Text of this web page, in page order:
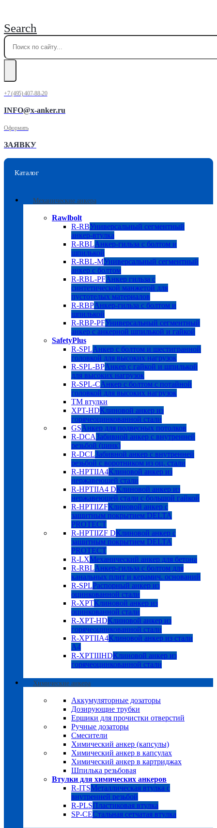
Search
+7 (495) 407-88-20
INFO@x-anker.ru
Оформить
ЗАЯВКУ
Каталог
Механические анкера
Rawlbolt
R-RBУниверсальный сегментный
анкер-втулка
R-RBLАнкер-гильза с болтом и
шпилькой
R-RBL-MУниверсальный сегментный
анкер с болтом
R-RBL-PFАнкер гильза с
синтетической манжетой для
пустотелых материалов
R-RBPАнкер-гильза с болтом и
шпилькой
R-RBP-PFУниверсальный сегментный
анкер с анкерной шпилькой и гайкой
SafetyPlus
R-SPLАнкер с болтом и шестигранной
головкой для высоких нагрузок
R-SPL-BPАнкер с гайкой и шпилькой
для высоких нагрузок
R-SPL-CАнкер с болтом с потайной
головкой для высоких нагрузок
TM втулки
XPT-HDКлиновой анкер из
горячеоцинкованной стали
GSАнкер для подвесных потолков
R-DCAЗабивной анкер с внутренней
резьбой (цинк)
R-DCLЗабивной анкер с внутренней
резьбой с воротником из оц. стали
R-HPTIIA4Клиновой анкер из
нержавеющей стали
R-HPTIIA4 DКлиновой анкер из
нержавеющей стали с большой гайкой
R-HPTIIZFКлиновой анкер с
защитным покрытием DELTA
PROTECT
R-HPTIIZF DКлиновой анкер с
защитным покрытием DELTA
PROTECT
R-LXМеханический анкер для бетона
R-RBLАнкер-гильза с болтом для
канальных плит и керамич. оснований
R-SPLРаспорный анкер из
оцинкованной стали
R-XPTКлиновой анкер из
оцинкованной стали
R-XPT-HDКлиновой анкер из
горячеоцинкованной стали
R-XPTIIA4Клиновой анкер из стали
А4
R-XPTIIIHDКлиновой анкер из
горячеоцинкованной стали
Химические анкера
Аккумуляторные дозаторы
Дозирующие трубки
Ершики для прочистки отверстий
Ручные дозаторы
Смесители
Химический анкер (капсулы)
Химический анкер в капсулах
Химический анкер в картриджах
Шпилька резьбовая
Втулки для химических анкеров
R-ITSМеталлическая втулка с
внутренней резьбой
R-PLSПластиковая втулка
SP-CEСтальная сетчатая втулка